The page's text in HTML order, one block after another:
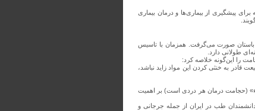
پیشگیری از بیماری‌ها و درمان بیماری
و سپس در یونان باستان صورت می‌گرفت. همزمان با تاسیس
طولانی دارد.
به خنثی کردن این مواد زاید نباشد،
داء» (حجامت درمان هر دردی است) بر اهمیت
طب در ایران از جمله جرجانی و